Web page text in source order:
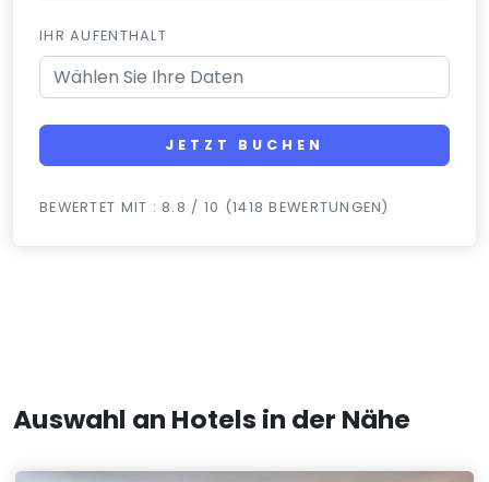
IHR AUFENTHALT
JETZT BUCHEN
BEWERTET MIT : 8.8 / 10 (1418 BEWERTUNGEN)
Auswahl an Hotels in der Nähe